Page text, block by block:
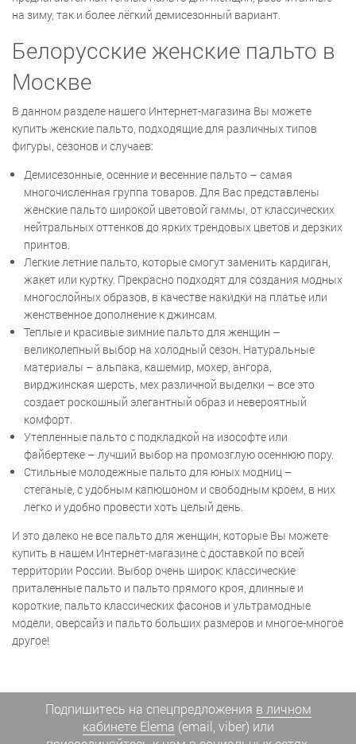
на зиму, так и более лёгкий демисезонный вариант.
Белорусские женские пальто в
Москве
В данном разделе нашего Интернет-магазина Вы можете
купить женские пальто, подходящие для различных типов
фигуры, сезонов и случаев:
Демисезонные, осенние и весенние пальто – самая
многочисленная группа товаров. Для Вас представлены
женские пальто широкой цветовой гаммы, от классических
нейтральных оттенков до ярких трендовых цветов и дерзких
принтов.
Легкие летние пальто, которые смогут заменить кардиган,
жакет или куртку. Прекрасно подходят для создания модных
многослойных образов, в качестве накидки на платье или
женственное дополнение к джинсам.
Теплые и красивые зимние пальто для женщин –
великолепный выбор на холодный сезон. Натуральные
материалы – альпака, кашемир, мохер, ангора,
вирджинская шерсть, мех различной выделки – все это
создает роскошный элегантный образ и невероятный
комфорт.
Утепленные пальто с подкладкой на изософте или
файбертеке – лучший выбор на промозглую осеннюю пору.
Стильные молодежные пальто для юных модниц –
стеганые, с удобным капюшоном и свободным кроем, в них
легко и удобно провести хоть целый день.
И это далеко не все пальто для женщин, которые Вы можете
купить в нашем Интернет-магазине с доставкой по всей
территории России. Выбор очень широк: классические
приталенные пальто и пальто прямого кроя, длинные и
короткие, пальто классических фасонов и ультрамодные
модели, оверсайз и пальто больших размеров и многое-многое
другое!
Подпишитесь на спецпредложения в личном
кабинете Elema (email, viber) или